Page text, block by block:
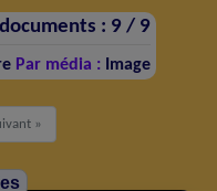
: 9 / 9
Par média : Image
»